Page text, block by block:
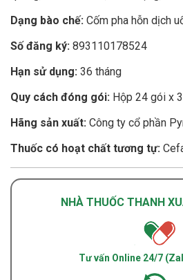
Dạng bào chế: Cốm pha hỗn dịch
Số đăng ký: 893110178524
Hạn sử dụng: 36 tháng
Quy cách đóng gói: Hộp 24 gói x
Hãng sản xuất: Công ty cổ phần
Thuốc có hoạt chất tương tự:
NHÀ THUỐC THANH
Tư vấn Online 24/7